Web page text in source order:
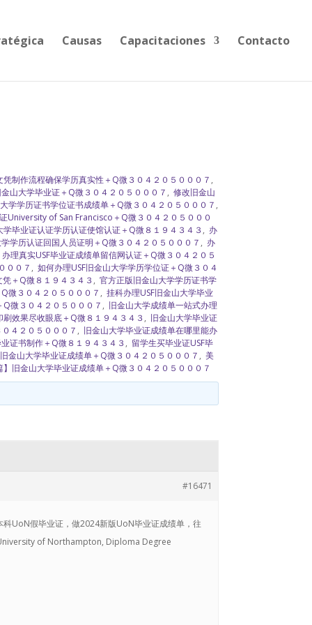
Causas Capacitaciones Contacto
凭制作流程确保学历真实性＋Q微３０４２０５０００７ ,
山大学毕业证＋Q微３０４２０５０００７ , 修改旧金山
学学历证书学位证书成绩单＋Q微３０４２０５０００７ ,
University of San Francisco＋Q微３０４２０５０００
学毕业证认证学历认证使馆认证＋Q微８１９４３４３ , 办
学历认证回国人员证明＋Q微３０４２０５０００７ , 办
办理真实USF毕业证成绩单留信网认证＋Q微３０４２０５
００７ , 如何办理USF旧金山大学学历学位证＋Q微３０４
＋Q微８１９４３４３ , 官方正版旧金山大学学历证书学
微３０４２０５０００７ , 挂科办理USF旧金山大学毕业
微３０４２０５０００７ , 旧金山大学成绩单一站式办理
效果尽收眼底＋Q微８１９４３４３ , 旧金山大学毕业证
４２０５０００７ , 旧金山大学毕业证成绩单在哪里能办
证书制作＋Q微８１９４３４３ , 留学生买毕业证USF毕
金山大学毕业证成绩单＋Q微３０４２０５０００７ , 美
】旧金山大学毕业证成绩单＋Q微３０４２０５０００７
#16471
UoN假毕业证，做2024新版UoN毕业证成绩单，往
of Northampton, Diploma Degree